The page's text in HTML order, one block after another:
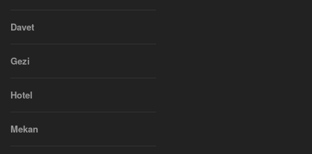
Davet
Gezi
Hotel
Mekan